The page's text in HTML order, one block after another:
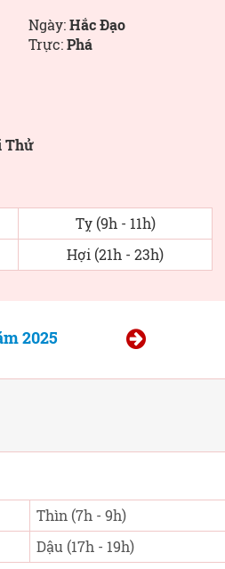
Ngày:Hắc Đạo
Trực:Phá
Thử
Tỵ (9h - 11h)
Hợi (21h - 23h)
2025
Thìn (7h - 9h)
Dậu (17h - 19h)